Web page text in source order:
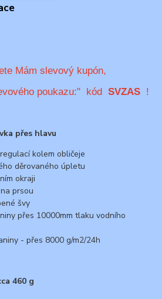
Mám slevový kupón,
poukazu:" kódSVZAS !
přes hlavu
kolem obličeje
děrovaného úpletu
okraji
prsou
švy
přes 10000mm tlaku vodního
- přes 8000 g/m2/24h
460 g